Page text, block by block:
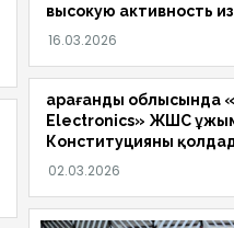
высокую активность
Қарағанды облысында
Electronics» ЖШС
Конституцияны